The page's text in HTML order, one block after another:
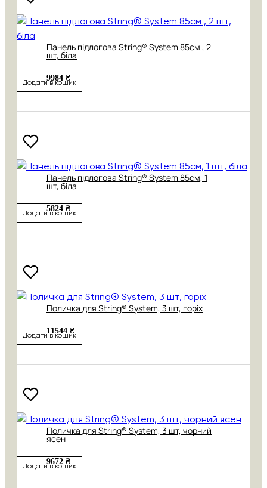
Панель підлогова String® System 85см , 2
шт, біла
9984 ₴
Додати в кошик
Панель підлогова String® System 85см, 1
шт, біла
5824 ₴
Додати в кошик
Поличка для String® System, 3 шт, горіх
11544 ₴
Додати в кошик
Поличка для String® System, 3 шт, чорний
ясен
9672 ₴
Додати в кошик